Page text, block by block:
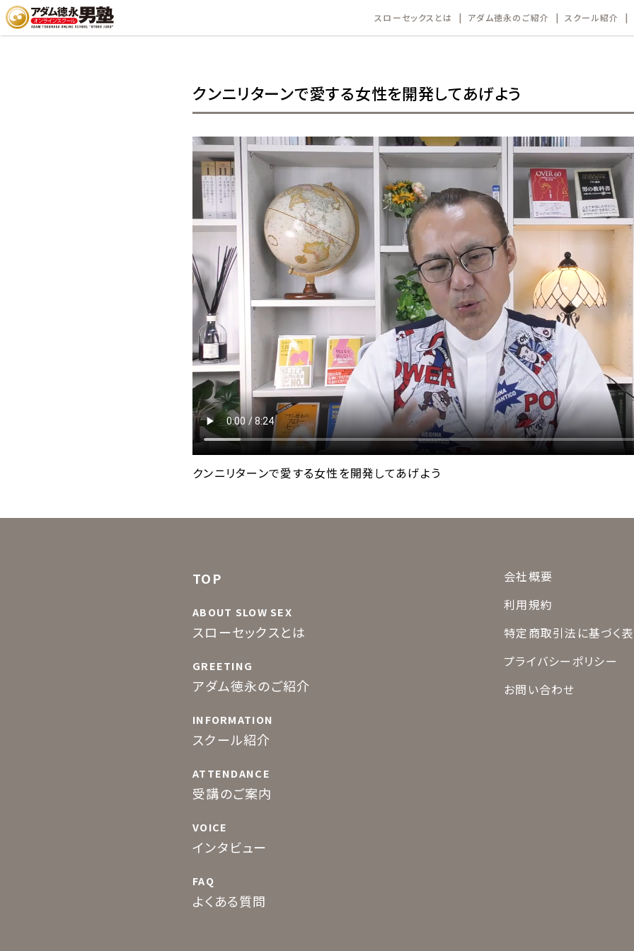
スローセックスとは アダム徳永のご紹介 スクール紹介
クンニリターンで愛する女性を開発してあげよう
クンニリターンで愛する女性を開発してあげよう
TOP
ABOUT SLOW SEX
スローセックスとは
GREETING
アダム徳永のご紹介
INFORMATION
スクール紹介
ATTENDANCE
受講のご案内
VOICE
インタビュー
FAQ
よくある質問
会社概要
利用規約
特定商取引法に基づく
プライバシーポリシー
お問い合わせ